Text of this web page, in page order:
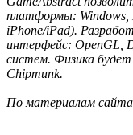
платформы: Windows,
iPhone/iPad).
интерфейс: OpenGL,
систем. Физика будет
Chipmunk.
По материалам